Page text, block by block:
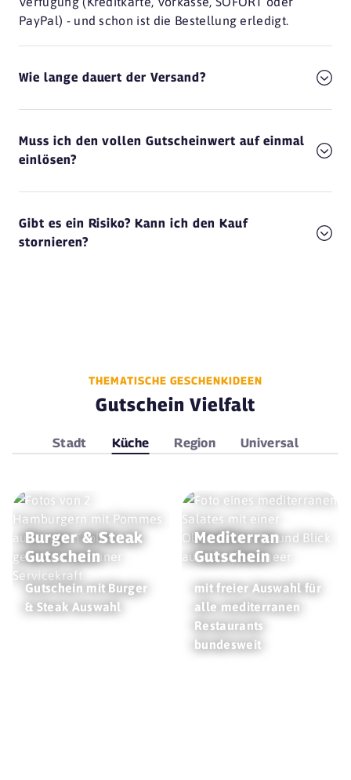
PayPal) - und schon ist die Bestellung erledigt.
Wie lange dauert der Versand?
Muss ich den vollen Gutscheinwert auf einmal
einlösen?
Gibt es ein Risiko? Kann ich den Kauf
stornieren?
THEMATISCHE GESCHENKIDEEN
Gutschein Vielfalt
Stadt Küche Region Universal
Burger & Steak
Gutschein
Gutschein mit Burger
& Steak Auswahl
Mediterran
Gutschein
mit freier Auswahl für
alle mediterranen
Restaurants
bundesweit